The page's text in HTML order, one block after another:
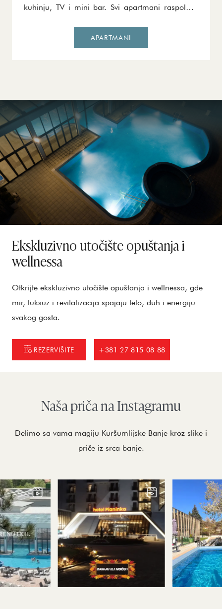
kuhinju, TV i mini bar. Svi apartmani raspolažu
da na odmor ponesete samo dobro raspoloženje.
APARTMANI
Ekskluzivno utočište opuštanja i
wellnessa
Otkrijte ekskluzivno utočište opuštanja i wellnessa, gde
mir, luksuz i revitalizacija spajaju telo, duh i energiju
svakog gosta.
REZERVIŠITE +381 27 815 08 88
Naša priča na Instagramu
Delimo sa vama magiju Kuršumlijske Banje kroz slike i
priče iz srca banje.